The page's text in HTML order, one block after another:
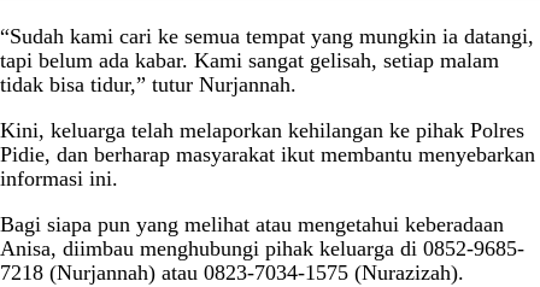
“Sudah kami cari ke semua tempat yang mungkin ia datangi,
tapi belum ada kabar. Kami sangat gelisah, setiap malam
tidak bisa tidur,” tutur Nurjannah.
Kini, keluarga telah melaporkan kehilangan ke pihak Polres
Pidie, dan berharap masyarakat ikut membantu menyebarkan
informasi ini.
Bagi siapa pun yang melihat atau mengetahui keberadaan
Anisa, diimbau menghubungi pihak keluarga di 0852-9685-
7218 (Nurjannah) atau 0823-7034-1575 (Nurazizah).